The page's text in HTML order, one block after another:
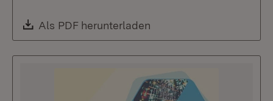
Download:
Als PDF herunterladen